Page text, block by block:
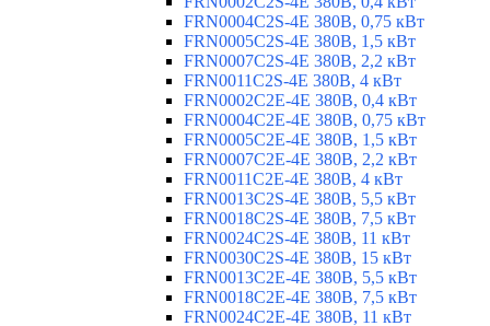
FRN0004C2S-4E 380В, 0,75 кВт
FRN0005C2S-4E 380В, 1,5 кВт
FRN0007C2S-4E 380В, 2,2 кВт
FRN0011C2S-4E 380В, 4 кВт
FRN0002C2E-4E 380В, 0,4 кВт
FRN0004C2E-4E 380В, 0,75 кВт
FRN0005C2E-4E 380В, 1,5 кВт
FRN0007C2E-4E 380В, 2,2 кВт
FRN0011C2E-4E 380В, 4 кВт
FRN0013C2S-4E 380В, 5,5 кВт
FRN0018C2S-4E 380В, 7,5 кВт
FRN0024C2S-4E 380В, 11 кВт
FRN0030C2S-4E 380В, 15 кВт
FRN0013C2E-4E 380В, 5,5 кВт
FRN0018C2E-4E 380В, 7,5 кВт
FRN0024C2E-4E 380В, 11 кВт